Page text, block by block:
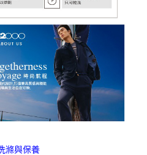
滌與保養